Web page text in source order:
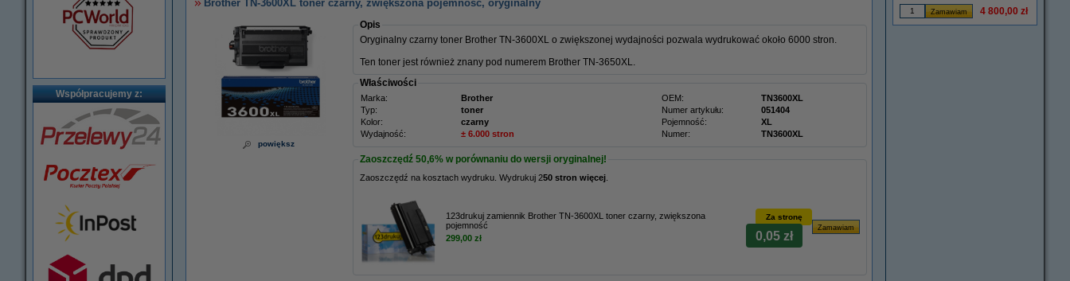
Współpracujemy z:
Brother TN-3600XL toner czarny, zwiększona pojemność, oryginalny
powiększ
Opis
Oryginalny czarny toner Brother TN-3600XL o zwiększonej wydajności pozwala wydrukować około 6000 stron.
Ten toner jest również znany pod numerem Brother TN-3650XL.
Właściwości
Marka: Brother OEM:
TN3600XL
Typ:
toner Numer artykułu:
051404
Kolor:
czarny Pojemność:
XL
Wydajność:
± 6.000 stron Numer: TN3600XL
Zaoszczędź 50,6% w porównaniu do wersji oryginalnej!
Zaoszczędź na kosztach wydruku. Wydrukuj 250 stron więcej
123drukuj zamiennik Brother TN-3600XL toner czarny, zwiększona
pojemność
299,00 zł
Za stronę
0,05 zł
4 800,00 zł